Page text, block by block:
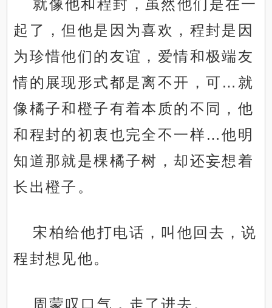
就像他和程封，虽然他们是在一
起了，但他是因为喜欢，程封是因
为珍惜他们的友谊，爱情和极端友
情的展现形式都是离不开，可…就
像橘子和橙子有着本质的不同，他
和程封的初衷也完全不一样…他明
知道那就是棵橘子树，却还妄想着
长出橙子。
宋柏给他打电话，叫他回去，说
程封想见他。
周蒙叹口气，走了进去。